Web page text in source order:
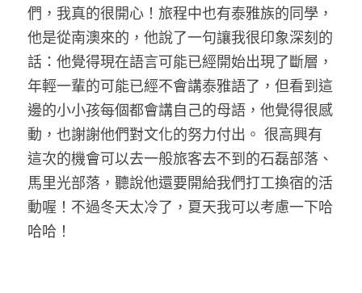
們，我真的很開心！旅程中也有泰雅族的同學，
他是從南澳來的，他說了一句讓我很印象深刻的
話：他覺得現在語言可能已經開始出現了斷層，
年輕一輩的可能已經不會講泰雅語了，但看到這
邊的小小孩每個都會講自己的母語，他覺得很感
動，也謝謝他們對文化的努力付出。 很高興有
這次的機會可以去一般旅客去不到的石磊部落、
馬里光部落，聽說他還要開給我們打工換宿的活
動喔！不過冬天太冷了，夏天我可以考慮一下哈
哈哈！